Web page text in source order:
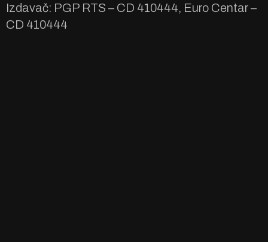
Izdavač: PGP RTS ‎– CD 410444, Euro Centar ‎–
CD 410444